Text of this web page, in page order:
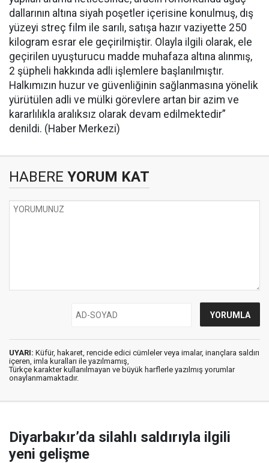
dallarının altına siyah poşetler içerisine konulmuş, dış
yüzeyi streç film ile sarılı, satışa hazır vaziyette 250
kilogram esrar ele geçirilmiştir. Olayla ilgili olarak, ele
geçirilen uyuşturucu madde muhafaza altına alınmış,
2 şüpheli hakkında adli işlemlere başlanılmıştır.
Halkımızın huzur ve güvenliğinin sağlanmasına yönelik
yürütülen adli ve mülki görevlere artan bir azim ve
kararlılıkla aralıksız olarak devam edilmektedir”
denildi. (Haber Merkezi)
HABERE YORUM KAT
UYARI: Küfür, hakaret, rencide edici cümleler veya imalar, inançlara saldırı
içeren, imla kuralları ile yazılmamış,
Türkçe karakter kullanılmayan ve büyük harflerle yazılmış yorumlar
onaylanmamaktadır.
Diyarbakır’da silahlı saldırıyla ilgili
yeni gelişme